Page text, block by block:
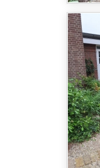
en nette
perfect
integraal
De rest van de
groene sfeer uit.
combinatie van
platkeiformaat
als stijlvol is.